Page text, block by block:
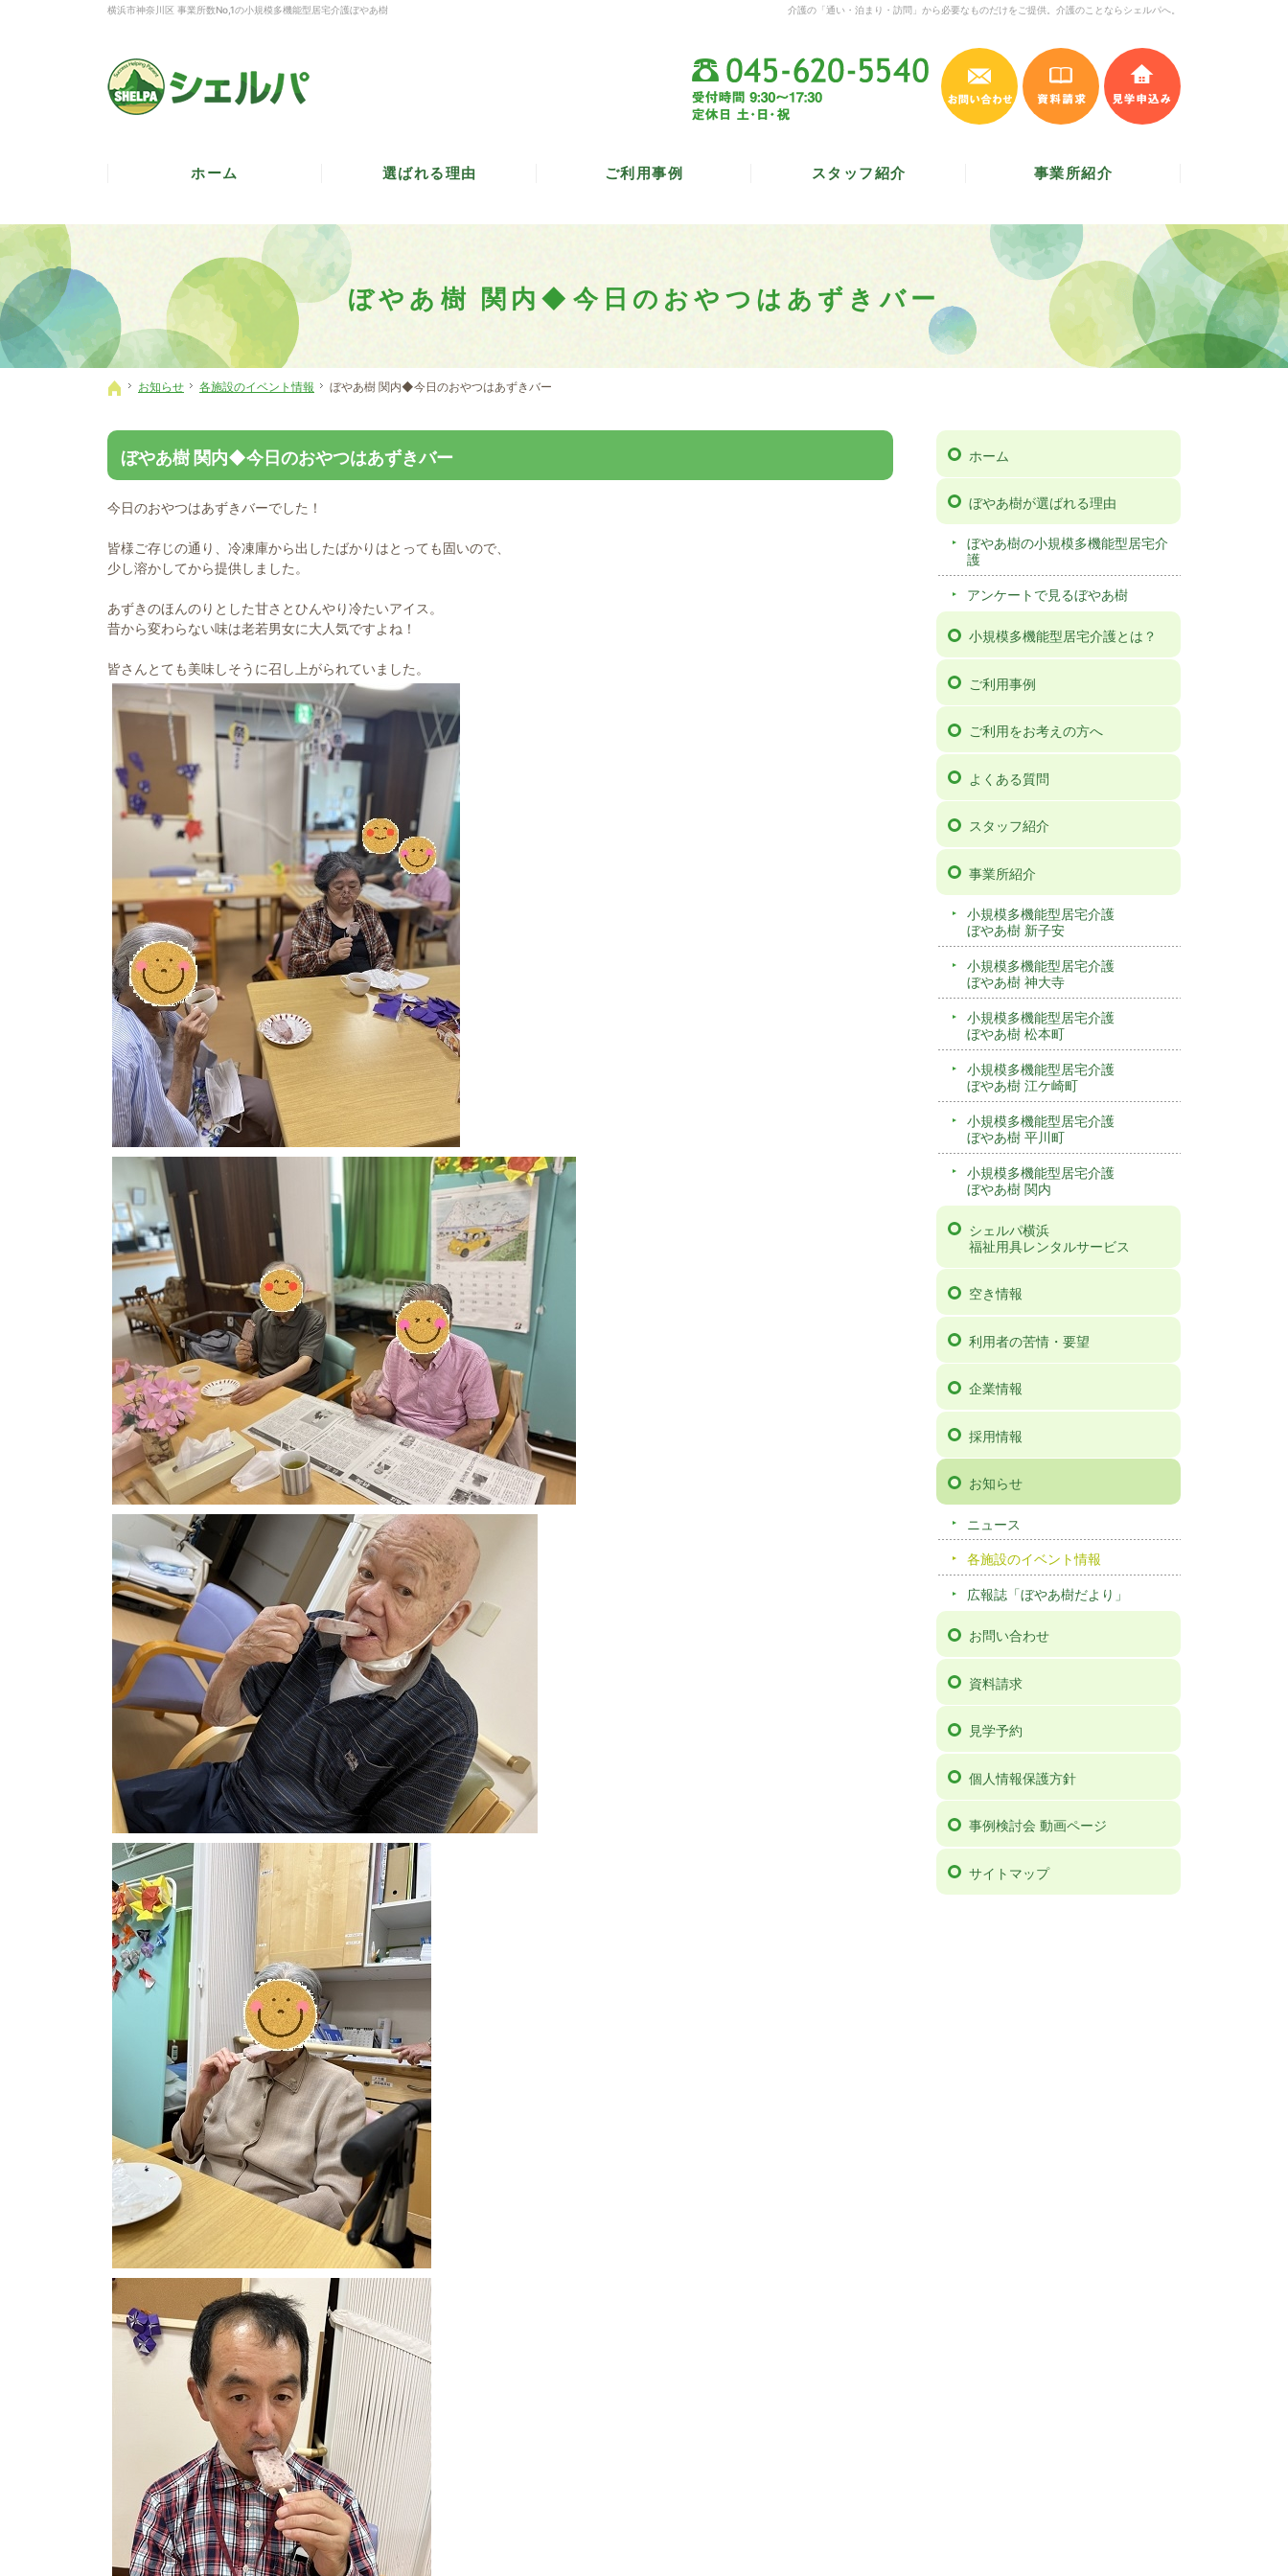
ぼやあ樹 関内◆今日のおやつはあずきバー
介護の「通い・泊まり・訪問」から必要なものだけをご提供。介護のことならシェルパへ。
横浜市神奈川区 事業所数No,1の小規模多機能型居宅介護ぼやあ樹
ホーム
お知らせ 各施設のイベント情報 ぼやあ樹 関内◆今日のおやつはあずきバー
ぼやあ樹 関内◆今日のおやつはあずきバー
今日のおやつはあずきバーでした！
皆様ご存じの通り、冷凍庫から出したばかりはとっても固いので、
少し溶かしてから提供しました。
あずきのほんのりとした甘さとひんやり冷たいアイス。
昔から変わらない味は老若男女に大人気ですよね！
皆さんとても美味しそうに召し上がられていました。
ホーム
ぼやあ樹が選ばれる理由
ぼやあ樹の小規模多機能型居宅介
護
アンケートで見るぼやあ樹
小規模多機能型居宅介護とは？
ご利用事例
ご利用をお考えの方へ
よくある質問
スタッフ紹介
事業所紹介
小規模多機能型居宅介護
ぼやあ樹 新子安
小規模多機能型居宅介護
ぼやあ樹 神大寺
小規模多機能型居宅介護
ぼやあ樹 松本町
小規模多機能型居宅介護
ぼやあ樹 江ケ崎町
小規模多機能型居宅介護
ぼやあ樹 平川町
小規模多機能型居宅介護
ぼやあ樹 関内
シェルパ横浜
福祉用具レンタルサービス
空き情報
利用者の苦情・要望
企業情報
採用情報
お知らせ
ニュース
各施設のイベント情報
広報誌「ぼやあ樹だより」
お問い合わせ
資料請求
見学予約
個人情報保護方針
事例検討会 動画ページ
サイトマップ
045-620-5540
受付時間 9:30～17:30／ 定休日 土・日・祝
お問い合わせ 資料請求
ホーム 選ばれる理由 ご利用事例 スタッフ紹介 事業所紹介